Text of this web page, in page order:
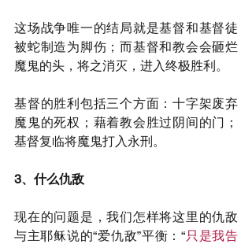
这场战争唯一的结局就是基督和基督徒
被蛇制造为脚伤；而基督和教会会砸烂
魔鬼的头，将之消灭，进入终极胜利。
基督的胜利包括三个方面：十字架废弃
魔鬼的死权；藉着教会胜过阴间的门；
基督复临将魔鬼打入永刑。
3、什么仇敌
现在的问题是，我们怎样将这里的仇敌
与主耶稣说的“爱仇敌”平衡：“只是我告